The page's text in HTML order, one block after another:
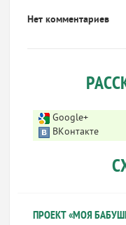
Нет комментариев
Google+
ВКонтакте
ПРОЕКТ «МОЯ